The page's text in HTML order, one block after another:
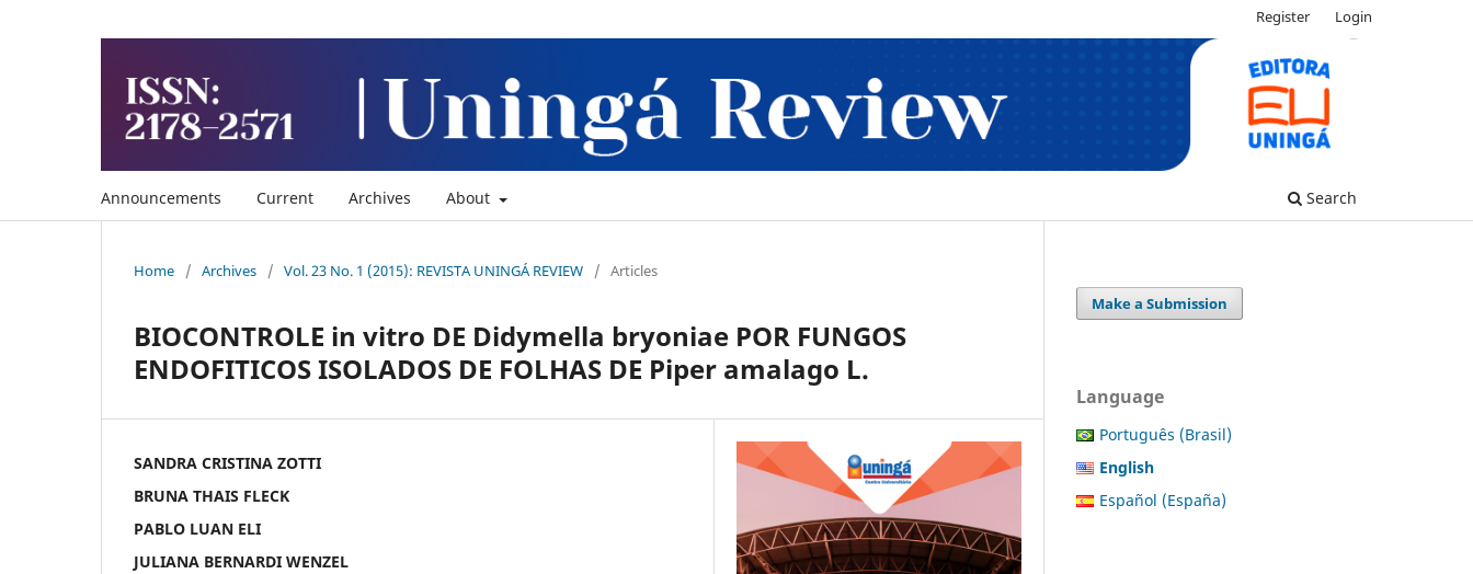
Announcements Current Archives About Search
Register Login
Home / Archives / Vol. 23 No. 1 (2015): REVISTA UNINGÁ REVIEW / Articles
BIOCONTROLE in vitro DE Didymella bryoniae POR FUNGOS
ENDOFITICOS ISOLADOS DE FOLHAS DE Piper amalago L.
SANDRA CRISTINA ZOTTI
BRUNA THAIS FLECK
PABLO LUAN ELI
JULIANA BERNARDI WENZEL
Make a Submission
Language
Português (Brasil)
English
Español (España)